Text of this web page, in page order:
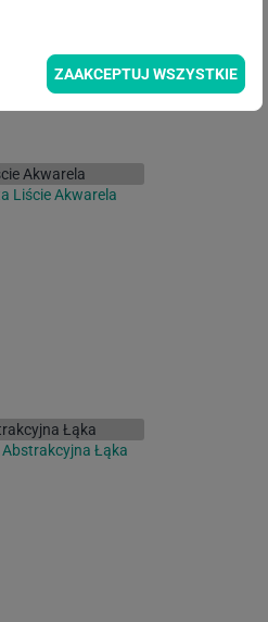
Liście Akwarela
Łąka
ZAAKCEPTUJ WSZYSTKIE